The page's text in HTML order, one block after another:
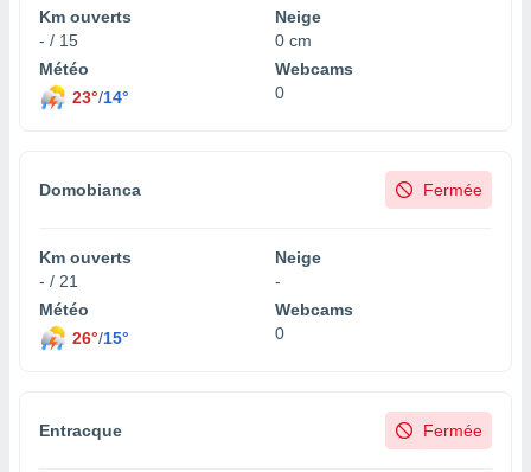
Km ouverts
- / 15
Neige
0 cm
Météo
23°/14°
Webcams
0
Domobianca Fermée
Km ouverts
- / 21
Neige
-
Météo
26°/15°
Webcams
0
Entracque Fermée